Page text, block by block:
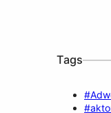
Tags